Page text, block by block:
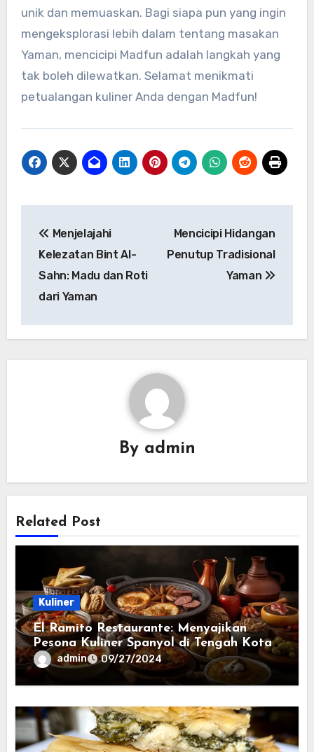
unik dan memuaskan. Bagi siapa pun yang ingin
mengeksplorasi lebih dalam tentang masakan
Yaman, mencicipi Madfun adalah langkah yang
tak boleh dilewatkan. Selamat menikmati
petualangan kuliner Anda dengan Madfun!
pos
Menjelajahi
Kelezatan Bint Al-
Sahn: Madu dan Roti
dari Yaman
Mencicipi Hidangan
Penutup Tradisional
Yaman
By admin
Related Post
Kuliner
El Ramito Restaurante: Menyajikan
Pesona Kuliner Spanyol di Tengah Kota
admin 09/27/2024